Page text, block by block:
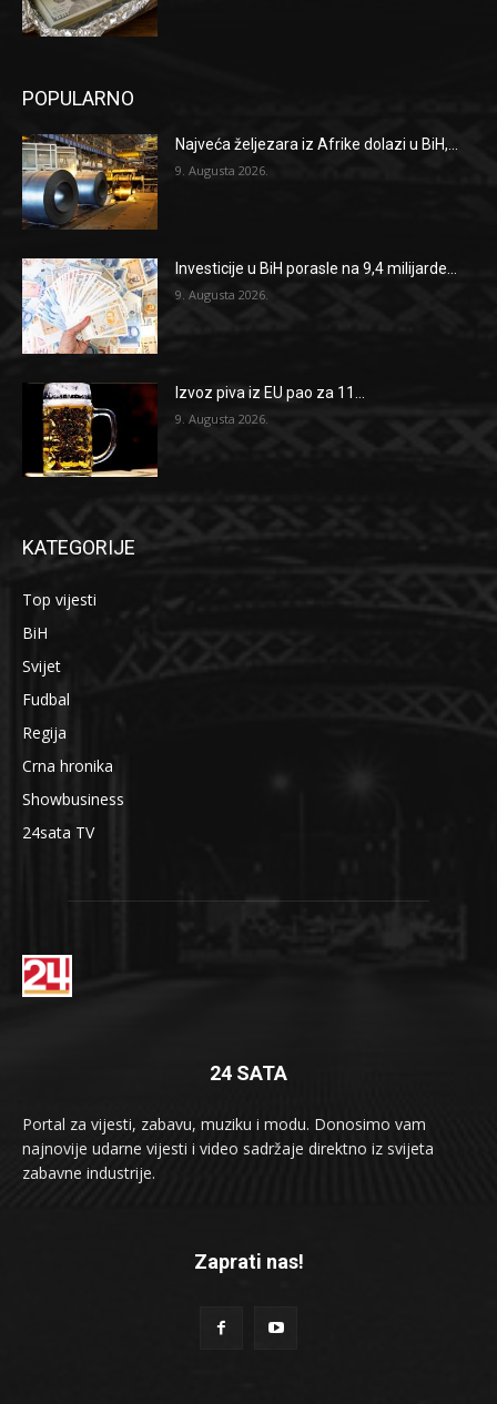
POPULARNO
Najveća željezara iz Afrike dolazi u BiH,...
9. Augusta 2026.
Investicije u BiH porasle na 9,4 milijarde...
9. Augusta 2026.
Izvoz piva iz EU pao za 11...
9. Augusta 2026.
KATEGORIJE
Top vijesti
BiH
Svijet
Fudbal
Regija
Crna hronika
Showbusiness
24sata TV
24 SATA
Portal za vijesti, zabavu, muziku i modu. Donosimo vam
najnovije udarne vijesti i video sadržaje direktno iz svijeta
zabavne industrije.
Zaprati nas!